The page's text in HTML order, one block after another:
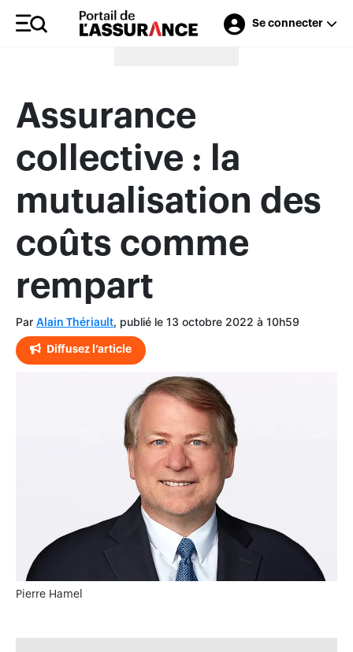
Se connecter
Merci à nos annonceurs
Assurance
collective : la
mutualisation des
coûts comme
rempart
Par Alain Thériault, publié le 13 octobre 2022 à 10h59
Diffusez l’article
Pierre Hamel